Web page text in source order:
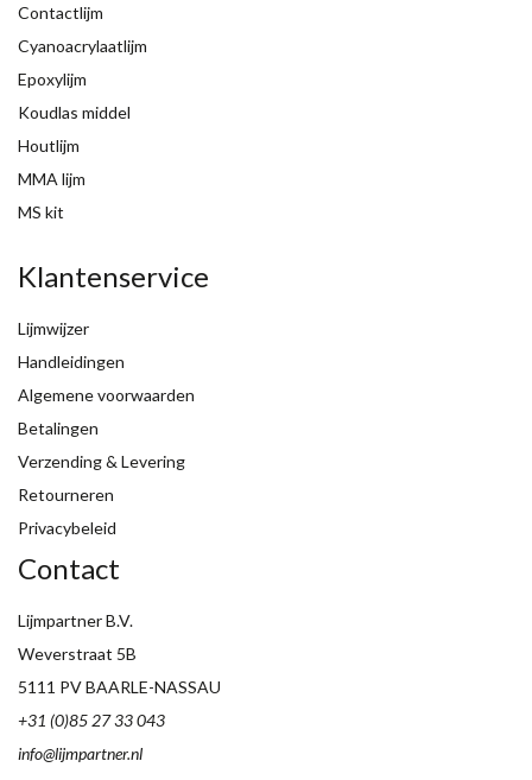
Contactlijm
Cyanoacrylaatlijm
Epoxylijm
Koudlas middel
Houtlijm
MMA lijm
MS kit
Klantenservice
Lijmwijzer
Handleidingen
Algemene voorwaarden
Betalingen
Verzending & Levering
Retourneren
Privacybeleid
Contact
Lijmpartner B.V.
Weverstraat 5B
5111 PV BAARLE-NASSAU
+31 (0)85 27 33 043
info@lijmpartner.nl